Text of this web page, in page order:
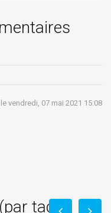
vendredi, 07 mai 2021 15:08
tag)